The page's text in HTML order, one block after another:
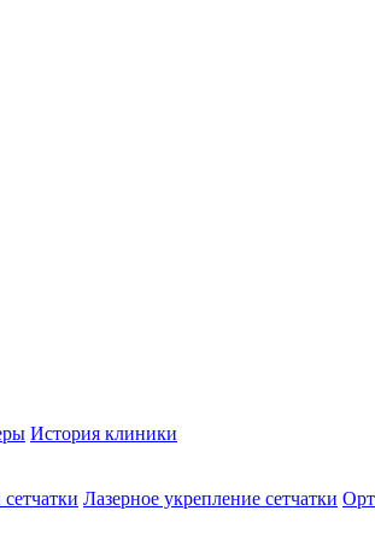
История клиники
Лазерное укрепление сетчатки